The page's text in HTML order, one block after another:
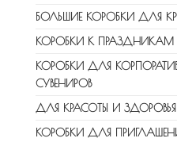
БОЛЬШИЕ КОРОБКИ ДЛЯ
КОРОБКИ К ПРАЗДНИКАМ
КОРОБКИ ДЛЯ
СУВЕНИРОВ
ДЛЯ КРАСОТЫ И ЗДОРОВЬЯ
КОРОБКИ ДЛЯ